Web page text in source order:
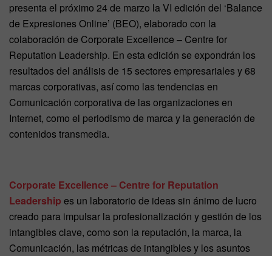
presenta el próximo 24 de marzo la VI edición del ‘Balance
de Expresiones Online’ (BEO), elaborado con la
colaboración de Corporate Excellence – Centre for
Reputation Leadership. En esta edición se expondrán los
resultados del análisis de 15 sectores empresariales y 68
marcas corporativas, así como las tendencias en
Comunicación corporativa de las organizaciones en
Internet, como el periodismo de marca y la generación de
contenidos transmedia.
Corporate Excellence – Centre for Reputation
Leadership es un laboratorio de ideas sin ánimo de lucro
creado para impulsar la profesionalización y gestión de los
intangibles clave, como son la reputación, la marca, la
Comunicación, las métricas de intangibles y los asuntos